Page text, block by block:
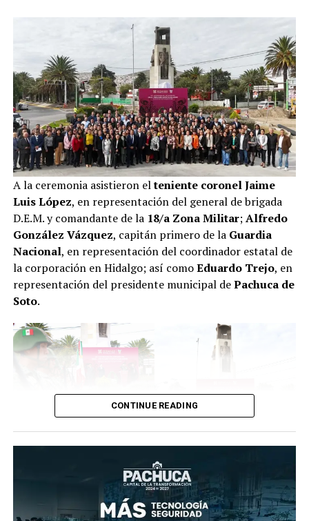
A la ceremonia asistieron elteniente coronel Jaime
Luis López, en representación del general de brigada
D.E.M. y comandante de la 18/a Zona Militar;Alfredo
González Vázquez, capitán primero de la Guardia
Nacional, en representación del coordinador estatal de
la corporación en Hidalgo; así comoEduardo Trejo, en
representación del presidente municipal dePachuca de
Soto.
CONTINUE READING